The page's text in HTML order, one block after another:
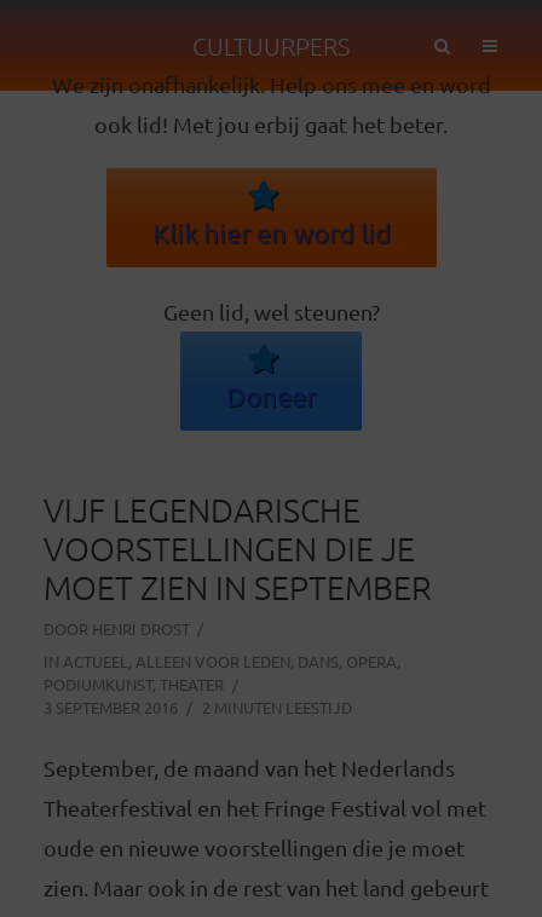
CULTUURPERS
We zijn onafhankelijk. Help ons mee en word
ook lid! Met jou erbij gaat het beter.
Klik hier en word lid
Geen lid, wel steunen?
Doneer
VIJF LEGENDARISCHE
VOORSTELLINGEN DIE JE
MOET ZIEN IN SEPTEMBER
DOOR HENRI DROST
IN ACTUEEL , ALLEEN VOOR LEDEN, DANS, OPERA,
PODIUMKUNST, THEATER
3 SEPTEMBER 2016
2 MINUTEN LEESTIJD
September, de maand van het Nederlands
Theaterfestival en het Fringe Festival vol met
oude en nieuwe voorstellingen die je moet
zien. Maar ook in de rest van het land gebeurt